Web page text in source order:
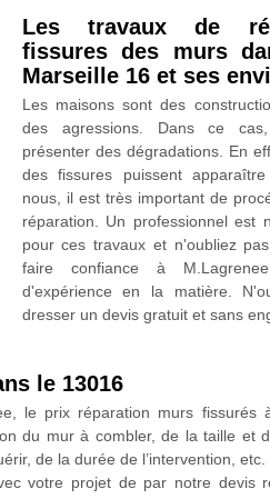
Les travaux de
fissures des murs
Marseille 16 et ses
Les maisons sont des
des agressions. Dans ce
présenter des dégradations. En
des fissures puissent
nous, il est très important de
réparation. Un professionnel est
pour ces travaux et n'oubliez
faire confiance à
d'expérience en la matière.
dresser un devis gratuit et sans
le 13016
le prix réparation murs
du mur à combler, de la taille et
de la durée de l’intervention,
votre projet de par notre devis